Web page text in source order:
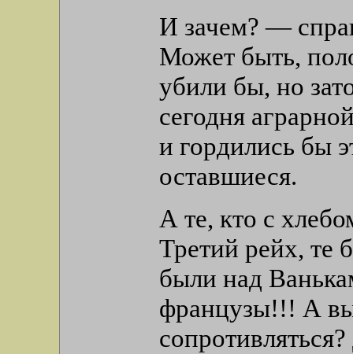
И зачем? —
Может быть,
убили бы, но
сегодня
и гордились бы
оставшиеся.
А те, кто с
Третий рейх, те
были над
французы!!! А